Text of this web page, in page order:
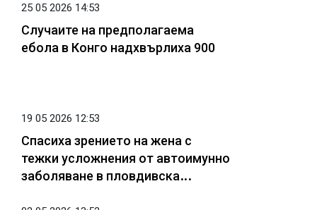
25 05 2026 14:53
Случаите на предполагаема
ебола в Конго надхвърлиха 900
19 05 2026 12:53
Спасиха зрението на жена с
тежки усложнения от автоимунно
заболяване в пловдивска